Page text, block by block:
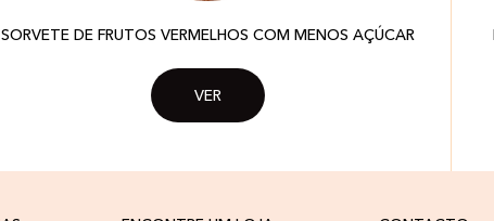
SORVETE DE FRUTOS VERMELHOS COM MENOS AÇÚCAR
VER